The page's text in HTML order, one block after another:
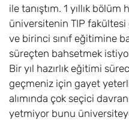
ile tanıştım. 1 yıllık
üniversitenin TIP fakültesi
ve birinci sınıf eğitimine
süreçten bahsetmek
Bir yıl hazırlık eğitimi
geçmeniz için gayet
alımında çok seçici
yetmiyor bunu